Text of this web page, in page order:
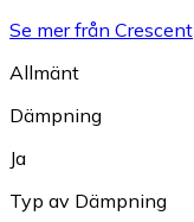
Se mer från Crescent
Allmänt
Dämpning
Ja
Typ av Dämpning